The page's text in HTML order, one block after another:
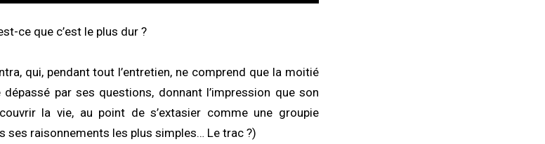
ce que c’est le plus dur ?
qui, pendant tout l’entretien, ne comprend que la moitié
par ses questions, donnant l’impression que son
la vie, au point de s’extasier comme une groupie
ses raisonnements les plus simples… Le trac ?)